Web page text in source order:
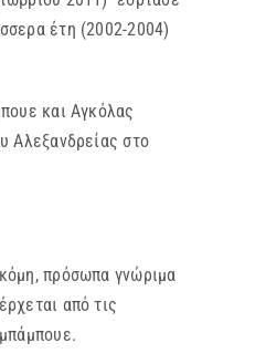
έτη (2002-2004)
και Αγκόλας
Αλεξανδρείας στο
πρόσωπα γνώριμα
από τις